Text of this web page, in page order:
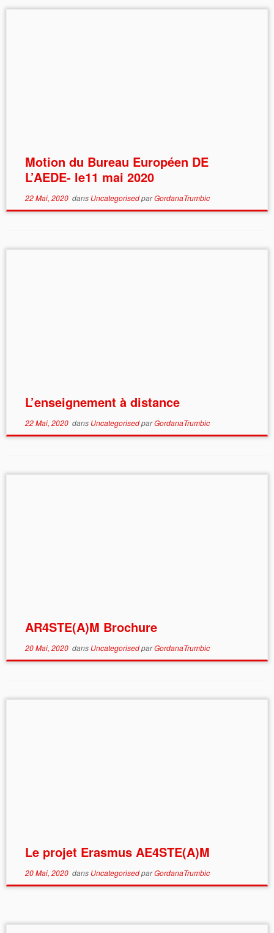
Motion du Bureau Européen DE
L’AEDE- le11 mai 2020
22 Mai, 2020dans UncategorisedparGordanaTrumbic
L’enseignement à distance
22 Mai, 2020dans UncategorisedparGordanaTrumbic
AR4STE(A)M Brochure
20 Mai, 2020dans UncategorisedparGordanaTrumbic
Le projet Erasmus AE4STE(A)M
20 Mai, 2020dans UncategorisedparGordanaTrumbic